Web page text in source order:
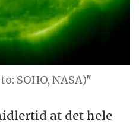
SOHO, NASA)"
at det hele